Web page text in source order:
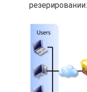
резерировании: